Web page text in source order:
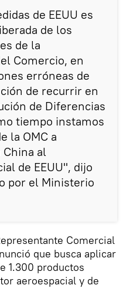
de EEUU es
de los
de la
Comercio, en
erróneas de
de recurrir en
de Diferencias
tiempo instamos
la OMC a
al
de EEUU", dijo
por el Ministerio
Comercial
que busca aplicar
1.300 productos
aeroespacial y de